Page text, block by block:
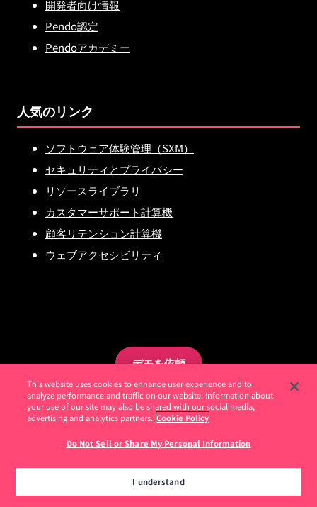
開発者向け情報
Pendo認定
Pendoアカデミー
人気のリンク
ソフトウェア体験管理（SXM）
セキュリティとプライバシー
リソースライブラリ
カスタマーサポート計算機
顧客リテンション計算機
ウェブアクセシビリティ
デモを依頼
This website uses cookies to enhance user experience and to
analyze performance and traffic on our website. Information about
your use of our site may also be shared with our social media,
advertising and analytics partners. Cookie Policy
Do Not Sell or Share My Personal Information
I understand